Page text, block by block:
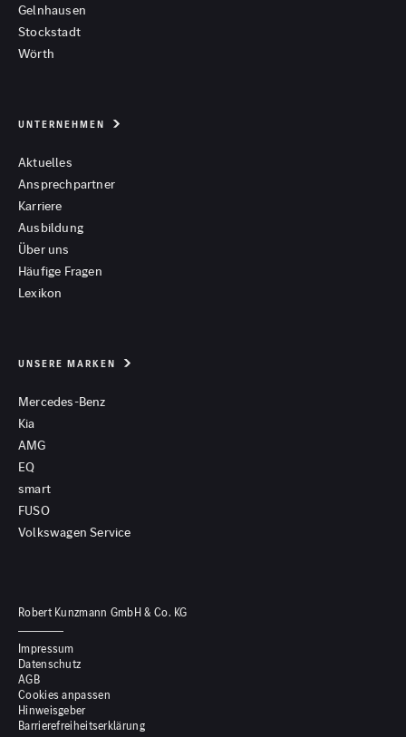
Gelnhausen
Stockstadt
Wörth
UNTERNEHMEN
Aktuelles
Ansprechpartner
Karriere
Ausbildung
Über uns
Häufige Fragen
Lexikon
UNSERE MARKEN
Mercedes-Benz
Kia
AMG
EQ
smart
FUSO
Volkswagen Service
Robert Kunzmann GmbH & Co. KG
Impressum
Datenschutz
AGB
Cookies anpassen
Hinweisgeber
Barrierefreiheitserklärung